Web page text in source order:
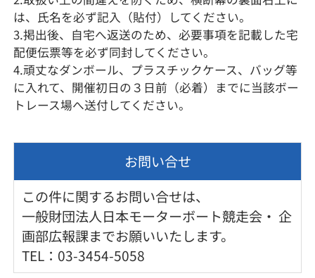
は、氏名を必ず記入（貼付）してください。
3.掲出後、自宅へ返送のため、必要事項を記載した宅
配便伝票等を必ず同封してください。
4.頑丈なダンボール、プラスチックケース、バッグ等
に入れて、開催初日の３日前（必着）までに当該ボー
トレース場へ送付してください。
お問い合せ
この件に関するお問い合せは、
一般財団法人日本モーターボート競走会・ 企
画部広報課までお願いいたします。
TEL：03-3454-5058